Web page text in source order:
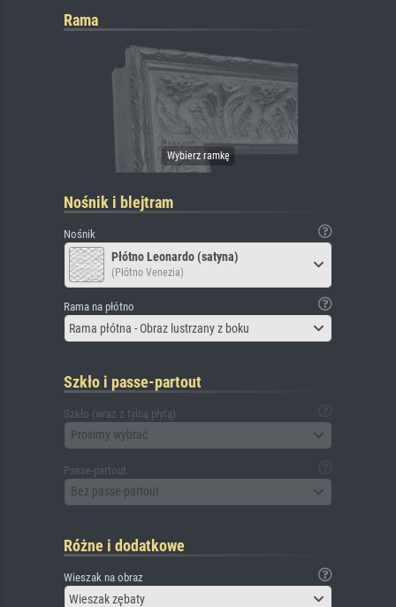
Rama
Nośnik i blejtram
Nośnik
Płótno Leonardo (satyna)
(Płótno Venezia)
Rama na płótno
Rama płótna - Obraz lustrzany z boku
Szkło i passe-partout
Szkło (wraz z tylną płytą)
Prosimy wybrać
Passe-partout
Bez passe-partout
Różne i dodatkowe
Wieszak na obraz
Wieszak zębaty